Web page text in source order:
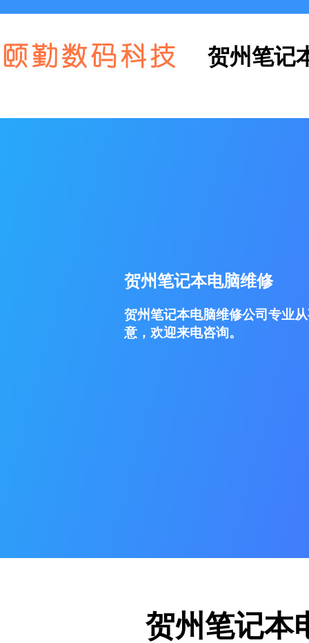
贺州笔记
贺州笔记本电脑维修
贺州笔记本电脑维修公司专业
意，欢迎来电咨询。
贺州笔记本